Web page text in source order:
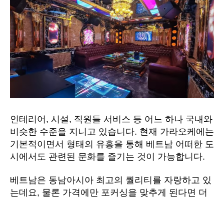
인테리어, 시설, 직원들 서비스 등 어느 하나 국내와
비슷한 수준을 지니고 있습니다. 현재 가라오케에는
기본적이면서 형태의 유흥을 통해 베트남 어떠한 도
시에서도 관련된 문화를 즐기는 것이 가능합니다.
베트남은 동남아시아 최고의 퀄리티를 자랑하고 있
는데요, 물론 가격에만 포커싱을 맞추게 된다면 더